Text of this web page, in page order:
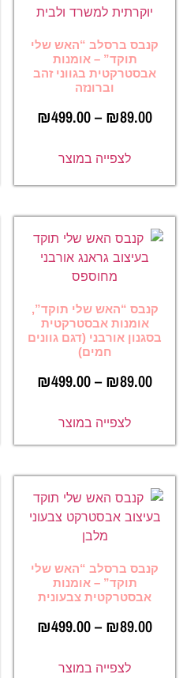
קנבס ברסלב “האש שלי
תוקד” – אומנות
אבסטרקטית בגווני זהב
וברונזה
₪89.00
–
₪499.00
לצפייה במוצר
קנבס “האש שלי תוקד”,
אומנות אבסטרקטית
בסגנון אורבני (דגם גוונים
חמים)
₪89.00
–
₪499.00
לצפייה במוצר
קנבס ברסלב “האש שלי
תוקד” – אומנות
אבסטרקטית צבעונית
₪89.00
–
₪499.00
לצפייה במוצר